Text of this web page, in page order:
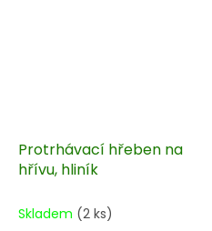
Protrhávací hřeben na
hřívu, hliník
Skladem (2 ks)